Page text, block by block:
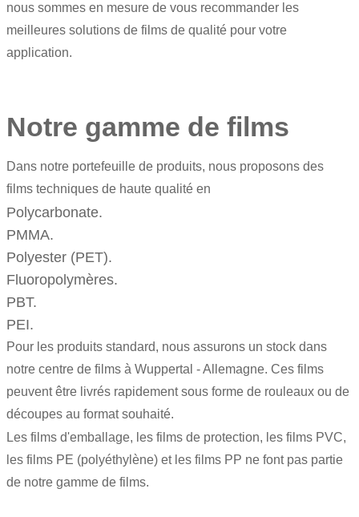
nous sommes en mesure de vous recommander les
meilleures solutions de films de qualité pour votre
application.
Notre gamme de films
Dans notre portefeuille de produits, nous proposons des
films techniques de haute qualité en
Polycarbonate.
PMMA.
Polyester (PET).
Fluoropolymères.
PBT.
PEI.
Pour les produits standard, nous assurons un stock dans
notre centre de films à Wuppertal - Allemagne. Ces films
peuvent être livrés rapidement sous forme de rouleaux ou de
découpes au format souhaité.
Les films d'emballage, les films de protection, les films PVC,
les films PE (polyéthylène) et les films PP ne font pas partie
de notre gamme de films.